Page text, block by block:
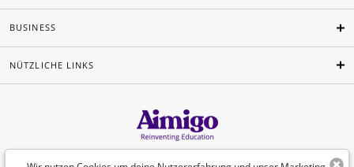
BUSINESS
NÜTZLICHE LINKS